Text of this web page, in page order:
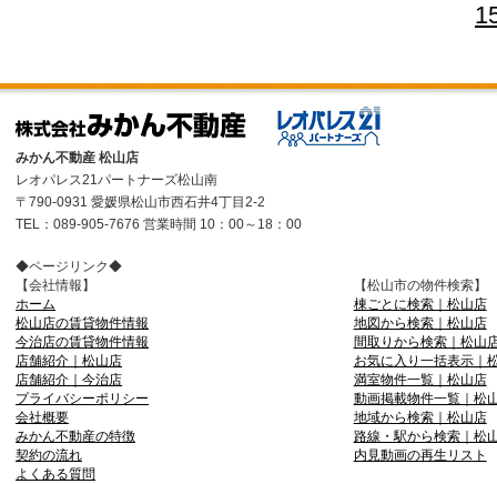
みかん不動産 松山店
レオパレス21パートナーズ松山南
〒790-0931 愛媛県松山市西石井4丁目2-2
TEL：089-905-7676 営業時間 10：00～18：00
◆ページリンク◆
【会社情報】
ホーム
松山店の賃貸物件情報
今治店の賃貸物件情報
店舗紹介｜松山店
店舗紹介｜今治店
プライバシーポリシー
会社概要
みかん不動産の特徴
契約の流れ
よくある質問
【松山市の物件検索】
棟ごとに検索｜松山店
地図から検索｜松山店
間取りから検索｜松山
お気に入り一括表示｜
満室物件一覧｜松山店
動画掲載物件一覧｜松
地域から検索｜松山店
路線・駅から検索｜松
内見動画の再生リスト